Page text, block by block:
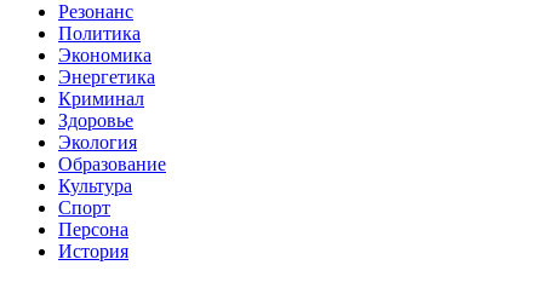
Резонанс
Политика
Экономика
Энергетика
Криминал
Здоровье
Экология
Образование
Культура
Спорт
Персона
История